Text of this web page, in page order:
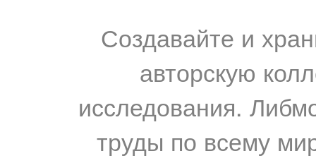
Создавайте и
авторскую
исследования.
труды по всему